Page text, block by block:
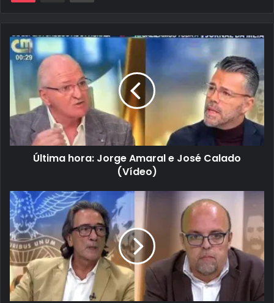
Última hora: Jorge Amaral e José Calado
(Vídeo)